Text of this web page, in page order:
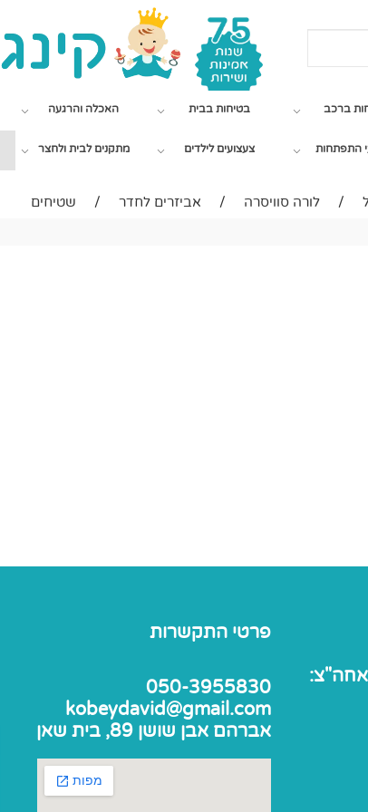
ברכב בטיחות בבית האכלה והרגעה
התפתחות צעצועים לילדים מתקנים לבית ולחצר
/ לורה סוויסרה / אביזרים לחדר / שטיחים
09:30-13:00 / אחה"צ:
פרטי התקשרות
050-3955830
kobeydavid@gmail.com
אברהם אבן שושן 89, בית שאן